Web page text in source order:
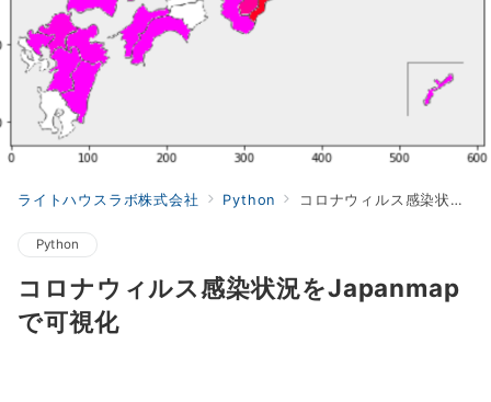
ライトハウスラボ株式会社 Python コロナウィルス感染状況をJapanmapで可視化
Python
コロナウィルス感染状況をJapanmap
で可視化